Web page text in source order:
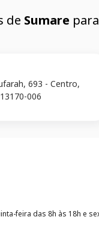
de Sumare para
693 - Centro,
006
feira das 8h às 18h e